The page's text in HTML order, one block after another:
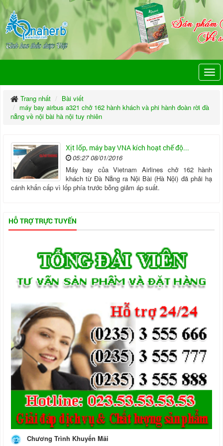
Trang nhất
Bài viết
máy bay airbus a321 chở 162 hành khách và phi hành đoàn rời đà
nẵng về nội bài hà nội tuy nhiên
Xịt lốp, máy bay VNA kích hoạt chế độ...
05:27 08/01/2016
Máy bay của Vietnam Airlines chở 162 hành
khách từ Đà Nẵng ra Nội Bài (Hà Nội) đã phải hạ
cánh khẩn cấp vì lốp phía trước bỗng giảm áp suất.
HỖ TRỢ TRỰC TUYẾN
Chương Trình Khuyến Mãi